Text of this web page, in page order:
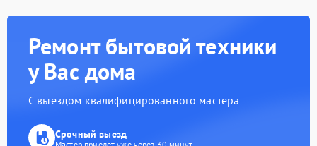
Ремонт бытовой техники
у Вас дома
С выездом квалифицированного мастера
Срочный выезд